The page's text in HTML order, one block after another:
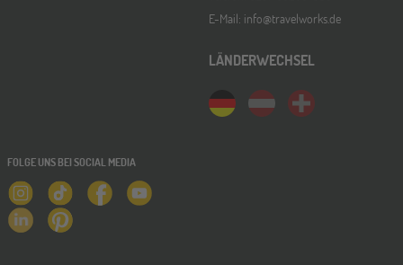
E-Mail: info@travelworks.de
LÄNDERWECHSEL
FOLGE UNS BEI SOCIAL MEDIA